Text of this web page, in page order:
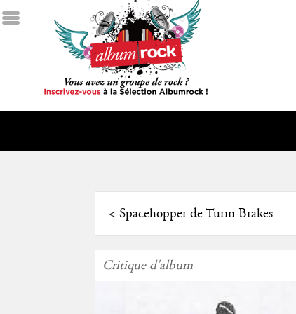
< Spacehopper de Turin Brakes
Critique d'album